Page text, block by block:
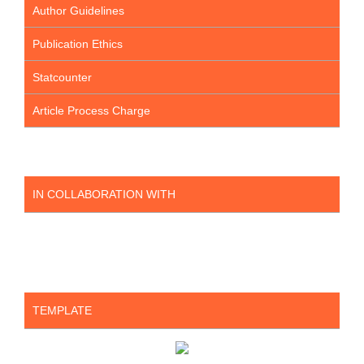
Author Guidelines
Publication Ethics
Statcounter
Article Process Charge
IN COLLABORATION WITH
TEMPLATE